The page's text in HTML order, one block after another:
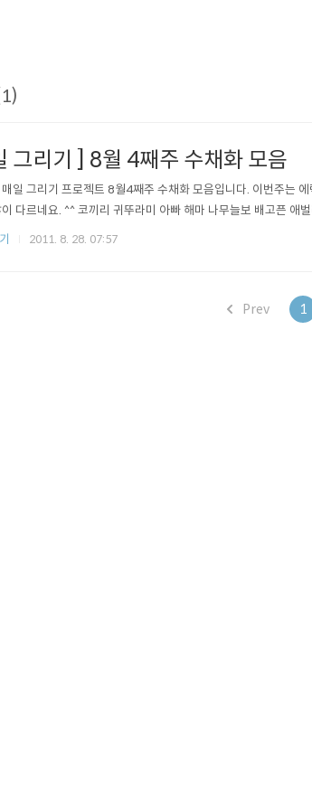
그리기 ] 8월 4째주 수채화 모음
일 그리기 프로젝트 8월4째주 수채화 모음입니다. 이번주는
다르네요. ^^ 코끼리 귀뚜라미 아빠 해마 나무늘보 배고픈 애
2011. 8. 28. 07:57
Prev 1